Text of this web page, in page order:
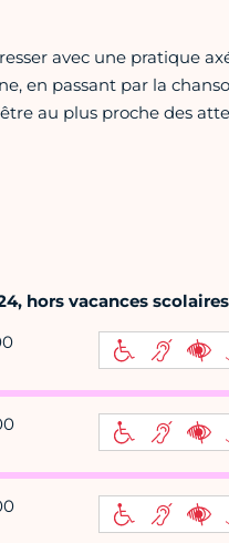
avec une pratique
en passant par la
au plus proche des
hors vacances scolaires